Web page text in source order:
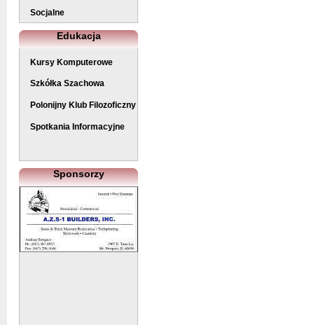
Socjalne
Edukacja
Kursy Komputerowe
Szkółka Szachowa
Polonijny Klub Filozoficzny
Spotkania Informacyjne
Sponsorzy